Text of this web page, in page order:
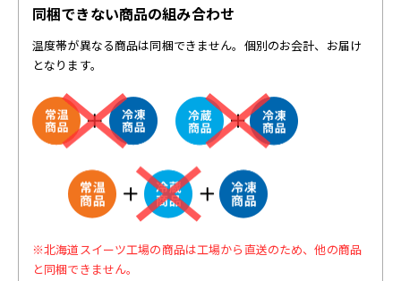
同梱できない商品の組み合わせ
温度帯が異なる商品は同梱できません。個別のお会計、お届け
となります。
※北海道スイーツ工場の商品は工場から直送のため、他の商品
と同梱できません。